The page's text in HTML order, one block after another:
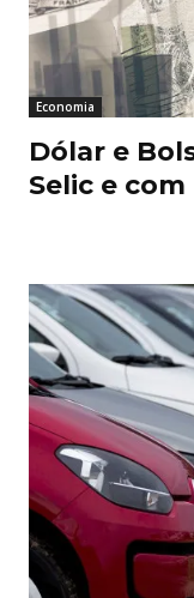
Economia
Dólar e
Selic e